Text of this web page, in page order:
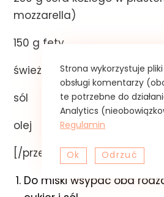
mozzarella)
150 g fety
świeża bazylia
sól
olej
[/przepis]
Do miski wsypać oba
Strona wykorzystuje
obsługi komentarzy
te potrzebne do
Analytics
Regulamin
Ok Odrzuć